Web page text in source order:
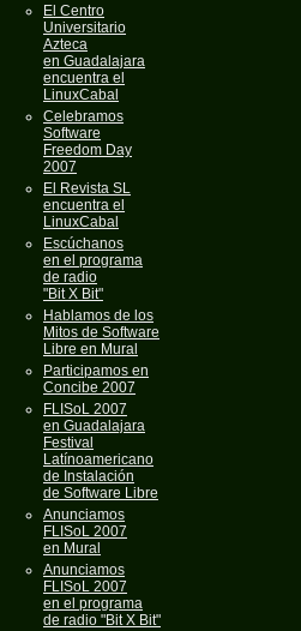
El Centro
Universitario
Azteca
en Guadalajara
encuentra el
LinuxCabal
Celebramos
Software
Freedom Day
2007
El Revista SL
encuentra el
LinuxCabal
Escúchanos
en el programa
de radio
"Bit X Bit"
Hablamos de los
Mitos de Software
Libre en Mural
Participamos en
Concibe 2007
FLISoL 2007
en Guadalajara
Festival
Latínoamericano
de Instalación
de Software Libre
Anunciamos
FLISoL 2007
en Mural
Anunciamos
FLISoL 2007
en el programa
de radio "Bit X Bit"